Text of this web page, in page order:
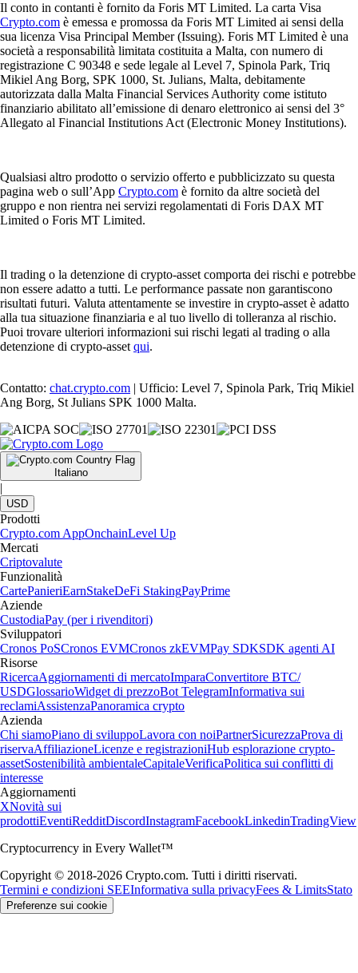
Il conto in contanti è fornito da Foris MT Limited. La carta Visa
Crypto.com è emessa e promossa da Foris MT Limited ai sensi della
sua licenza Visa Principal Member (Issuing). Foris MT Limited è una
società a responsabilità limitata costituita a Malta, con numero di
registrazione C 90348 e sede legale al Level 7, Spinola Park, Triq
Mikiel Ang Borg, SPK 1000, St. Julians, Malta, debitamente
autorizzata dalla Malta Financial Services Authority come istituto
finanziario abilitato all’emissione di denaro elettronico ai sensi del 3°
Allegato al Financial Institutions Act (Electronic Money Institutions).
Qualsiasi altro prodotto o servizio offerto e pubblicizzato su questa
pagina web o sull’App Crypto.com è fornito da altre società del
gruppo e non rientra nei servizi regolamentati di Foris DAX MT
Limited o Foris MT Limited.
Il trading o la detenzione di crypto-asset comporta dei rischi e potrebbe
non essere adatto a tutti. Le performance passate non garantiscono
risultati futuri. Valuta attentamente se investire in crypto-asset è adatto
alla tua situazione finanziaria e al tuo livello di tolleranza al rischio.
Puoi trovare ulteriori informazioni sui rischi legati al trading o alla
detenzione di crypto-asset qui.
Contatto: chat.crypto.com | Ufficio: Level 7, Spinola Park, Triq Mikiel
Ang Borg, St Julians SPK 1000 Malta.
Italiano
|
USD
Prodotti
Crypto.com AppOnchainLevel Up
Mercati
Criptovalute
Funzionalità
CartePanieriEarnStakeDeFi StakingPayPrime
Aziende
CustodiaPay (per i rivenditori)
Sviluppatori
Cronos PoSCronos EVMCronos zkEVMPay SDKSDK agenti AI
Risorse
RicercaAggiornamenti di mercatoImparaConvertitore BTC/
USDGlossarioWidget di prezzoBot TelegramInformativa sui
reclamiAssistenzaPanoramica crypto
Azienda
Chi siamoPiano di sviluppoLavora con noiPartnerSicurezzaProva di
riservaAffiliazioneLicenze e registrazioniHub esplorazione crypto-
assetSostenibilità ambientaleCapitaleVerificaPolitica sui conflitti di
interesse
Aggiornamenti
XNovità sui
prodottiEventiRedditDiscordInstagramFacebookLinkedinTradingView
Cryptocurrency in Every Wallet™
Copyright © 2018-2026 Crypto.com. Tutti i diritti riservati.
Termini e condizioni SEEInformativa sulla privacyFees & LimitsStato
Preferenze sui cookie